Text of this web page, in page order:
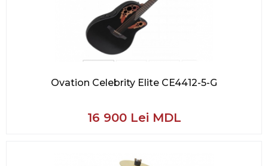
Ovation Celebrity Elite CE4412-5-G
16 900 Lei MDL